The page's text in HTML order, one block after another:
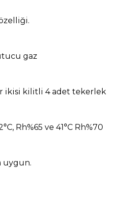
gaz
ikisi kilitli 4 adet tekerlek
Rh%65 ve 41°C Rh%70
uygun.